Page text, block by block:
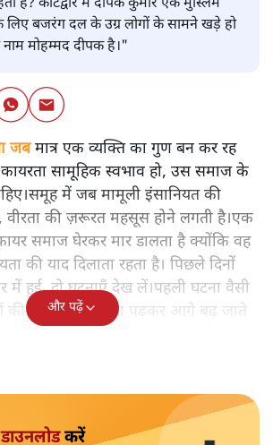
है? कोटद्वार में दीपक कुमार एक मुस्लिम
लिए बजरंग दल के उग्र लोगों के सामने खड़े हो
मोहम्मद दीपक है।"
जबमात्र एक व्यक्ति का गुण बन कर रह
सामूहिक स्वभाव हो, उस समाज के
में जब मामूली इंसानियत की
वीरता की ज़रूरत महसूस होने लगती है।एक
समाज घेरकर मार डालता है क्योंकि वह
की याद दिलाता रहता है। पिछले दिनों
में हुई दो घटनाएँ देख लें।पहली घटना वैसी
की खबर हम रोज़ाना पढ़कर आगे बढ़ जाते
हिस्से से ऐसी खबर आती ही रहती है।
और पढ़ें
डाउनलोडकरें